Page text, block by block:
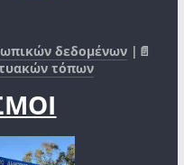
δεδομένων |📄
τόπων